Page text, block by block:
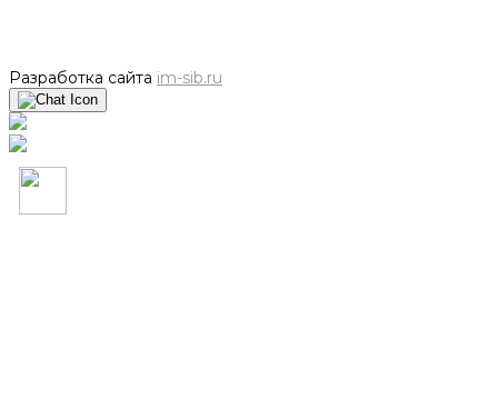
Разработка сайта im-sib.ru